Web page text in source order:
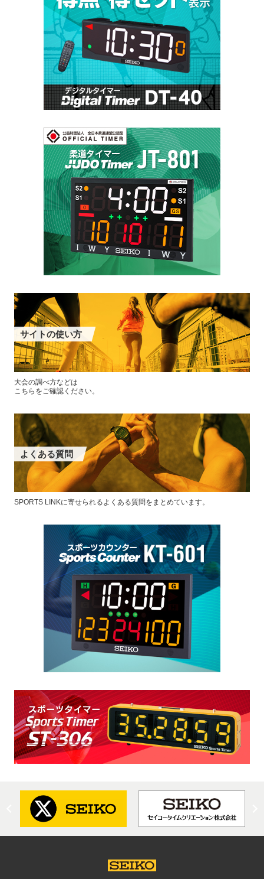
サイトの使い方
大会の調べ方などは
こちらをご確認ください。
よくある質問
SPORTS LINKに寄せられるよくある質問をまとめています。